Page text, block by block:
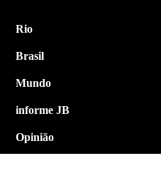
Rio
Brasil
Mundo
informe JB
Opinião